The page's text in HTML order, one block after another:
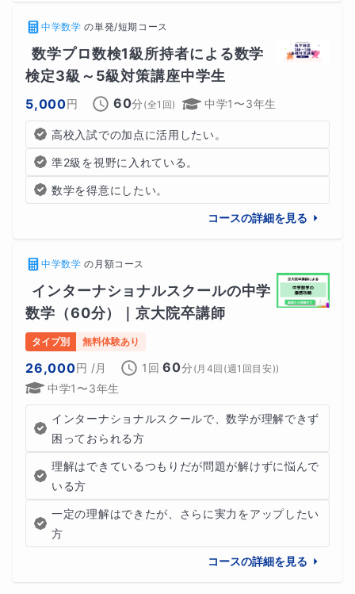
中学数学 の単発/短期コース
数学プロ数検1級所持者による数学
検定3級～5級対策講座中学生
5,000円 60分 (全1 回) 中学1〜3年生
高校入試での加点に活用したい。
準2級を視野に入れている。
数学を得意にしたい。
コースの詳細を見る
中学数学 の 月額コース
インターナショナルスクールの中学
数学（60分）｜京大院卒講師
タイプ別 無料体験あり
26,000円 /月 1回 60分 ( 月4回(週1回目安))
中学1〜3年生
インターナショナルスクールで、数学が理解できず
困っておられる方
理解はできているつもりだが問題が解けずに悩んで
いる方
一定の理解はできたが、さらに実力をアップしたい
方
コースの詳細を見る